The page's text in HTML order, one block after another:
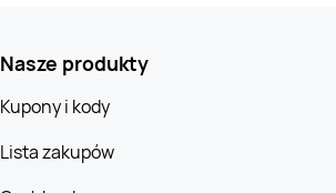
Nasze produkty
Kupony i kody
Lista zakupów